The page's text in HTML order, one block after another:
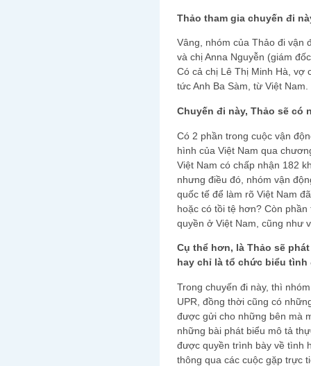
Thảo tham gia chuyến đi
Vâng, nhóm của Thảo đi vận
và chị Anna Nguyễn (giám
Có cả chị Lê Thị Minh Hà, vợ
tức Anh Ba Sàm, từ Việt Nam.
Chuyến đi này, Thảo sẽ
Có 2 phần trong cuộc vận
hình của Việt Nam qua
Việt Nam có chấp nhận 182
nhưng điều đó, nhóm vận
quốc tế để làm rõ Việt Nam
hoặc có tồi tệ hơn? Còn
quyền ở Việt Nam, cũng như
Cụ thể hơn, là Thảo sẽ
hay chỉ là tổ chức biểu tình
Trong chuyến đi này, thì
UPR, đồng thời cũng có
được gửi cho những bên mà
những bài phát biểu mô tả
được quyền trình bày về tình
thông qua các cuộc gặp trực